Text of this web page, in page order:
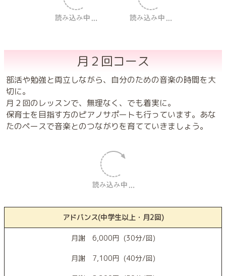
月２回コース
部活や勉強と両立しながら、自分のための音楽の時間を大
切に。
月２回のレッスンで、無理なく、でも着実に。
保育士を目指す方のピアノサポートも行っています。あな
たのペースで音楽とのつながりを育てていきましょう。
アドバンス(中学生以上・月2回)
月謝 6,000円 (30分/回)
月謝 7,100円 (40分/回)